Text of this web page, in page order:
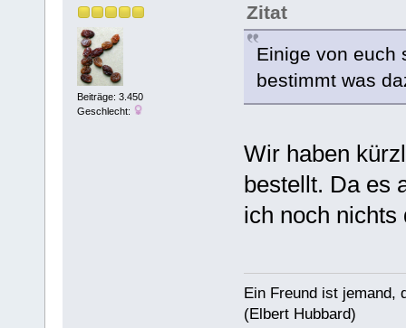
Beiträge: 3.450
Geschlecht:
Zitat
Einige von euch
bestimmt was
Wir haben
bestellt. Da es
ich noch nichts
Ein Freund ist jemand,
(Elbert Hubbard)